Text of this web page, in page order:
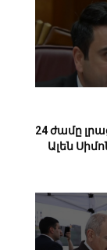
24 ժամը
Ալեն